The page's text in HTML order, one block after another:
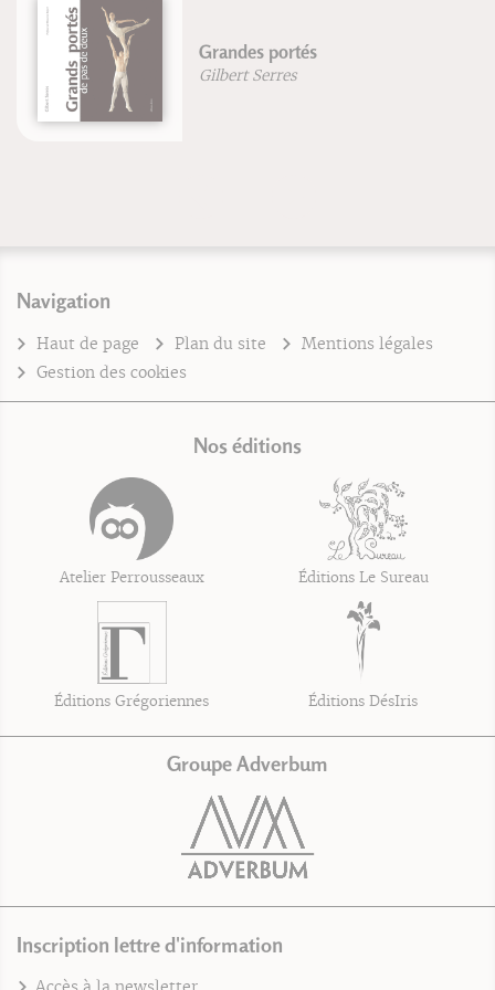
Grandes portés
Gilbert Serres
Navigation
Haut de page Plan du site
Mentions légales
Gestion des cookies
Nos éditions
Atelier Perrousseaux Éditions Le Sureau
Éditions Grégoriennes Éditions DésIris
Groupe Adverbum
Inscription lettre d'information